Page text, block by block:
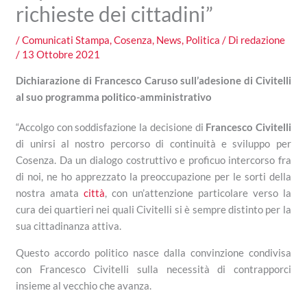
richieste dei cittadini”
/Comunicati Stampa,Cosenza, News, Politica / Di redazione
/ 13 Ottobre 2021
Dichiarazione di Francesco Caruso sull’adesionedi Civitelli
al suo programma politico-amministrativo
“Accolgo con soddisfazione la decisione di Francesco Civitelli
di unirsi al nostro percorso di continuità e sviluppo per
Cosenza. Da un dialogo costruttivo e proficuo intercorso fra
di noi, ne ho apprezzato la preoccupazione per le sorti della
nostra amatacittà, con un’attenzione particolare verso la
cura dei quartieri nei quali Civitelli si è sempre distinto per la
sua cittadinanza attiva.
Questo accordo politico nasce dalla convinzione condivisa
con Francesco Civitelli sulla necessità di contrapporci
insieme al vecchio che avanza.